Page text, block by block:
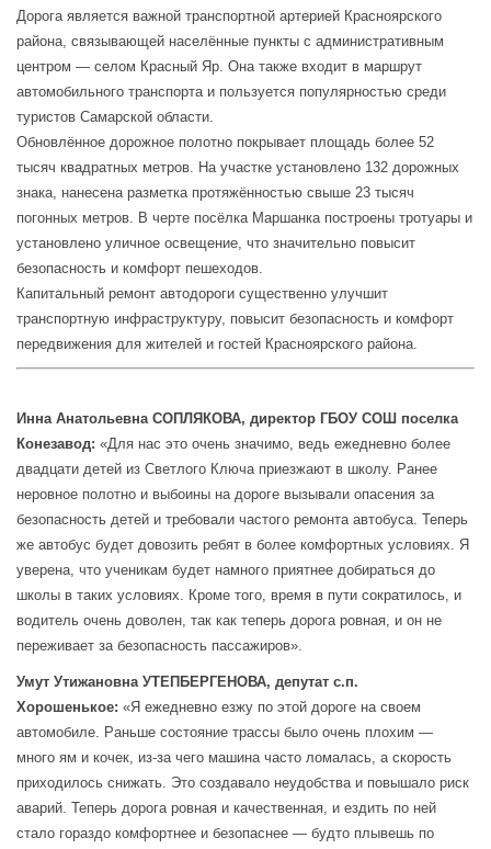
Дорога является важной транспортной артерией Красноярского
района, связывающей населённые пункты с административным
центром — селом Красный Яр. Она также входит в маршрут
автомобильного транспорта и пользуется популярностью среди
туристов Самарской области.
Обновлённое дорожное полотно покрывает площадь более 52
тысяч квадратных метров. На участке установлено 132 дорожных
знака, нанесена разметка протяжённостью свыше 23 тысяч
погонных метров. В черте посёлка Маршанка построены тротуары и
установлено уличное освещение, что значительно повысит
безопасность и комфорт пешеходов.
Капитальный ремонт автодороги существенно улучшит
транспортную инфраструктуру, повысит безопасность и комфорт
передвижения для жителей и гостей Красноярского района.
Инна Анатольевна СОПЛЯКОВА, директор ГБОУ СОШ поселка
Конезавод: «Для нас это очень значимо, ведь ежедневно более
двадцати детей из Светлого Ключа приезжают в школу. Ранее
неровное полотно и выбоины на дороге вызывали опасения за
безопасность детей и требовали частого ремонта автобуса. Теперь
же автобус будет довозить ребят в более комфортных условиях. Я
уверена, что ученикам будет намного приятнее добираться до
школы в таких условиях. Кроме того, время в пути сократилось, и
водитель очень доволен, так как теперь дорога ровная, и он не
переживает за безопасность пассажиров».
Умут Утижановна УТЕПБЕРГЕНОВА, депутат с.п.
Хорошенькое: «Я ежедневно езжу по этой дороге на своем
автомобиле. Раньше состояние трассы было очень плохим —
много ям и кочек, из-за чего машина часто ломалась, а скорость
приходилось снижать. Это создавало неудобства и повышало риск
аварий. Теперь дорога ровная и качественная, и ездить по ней
стало гораздо комфортнее и безопаснее — будто плывешь по